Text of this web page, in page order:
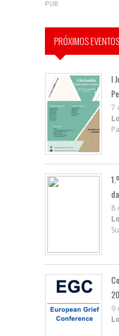
PUB
PRÓXIMOS EVENTOS
I
7
8
9